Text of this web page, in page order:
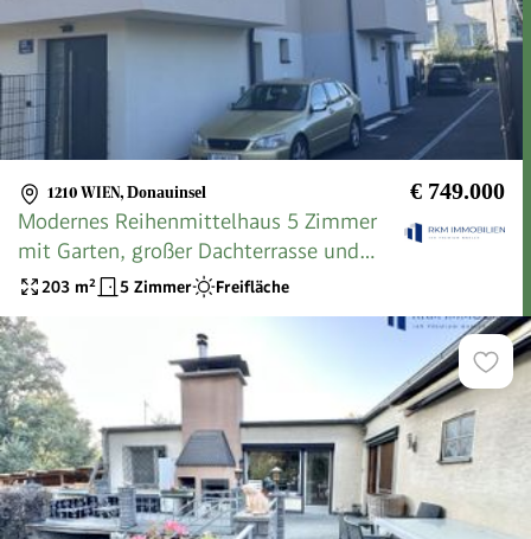
1210 WIEN, Donauinsel € 749.000
Modernes Reihenmittelhaus 5 Zimmer
mit Garten, großer Dachterrasse und
eigenem Stellplatz in 1210 Wien -
Erstbezug!
203 m² 5 Zimmer Freifläche